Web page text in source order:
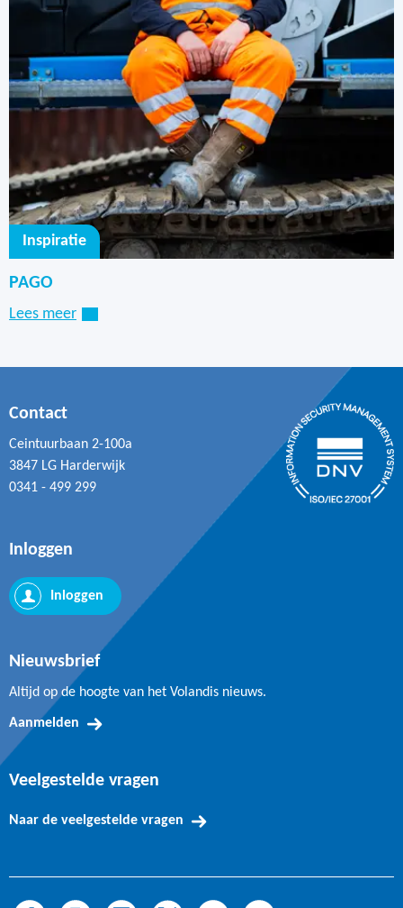
Inspiratie
PAGO
Lees meer
Contact
Ceintuurbaan 2-100a
3847 LG Harderwijk
0341 - 499 299
Nieuwsbrief
Altijd op de hoogte van het Volandis nieuws.
Aanmelden
Veelgestelde vragen
Naar de veelgestelde vragen
Inloggen
Inloggen